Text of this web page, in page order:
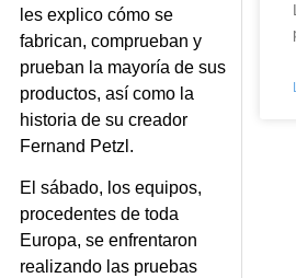
les explico cómo se
fabrican, comprueban y
prueban la mayoría de sus
productos, así como la
historia de su creador
Fernand Petzl.
El sábado, los equipos,
procedentes de toda
Europa, se enfrentaron
realizando las pruebas